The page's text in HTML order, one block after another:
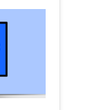
над